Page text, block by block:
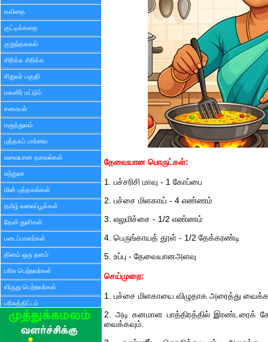
கவிதை
குட்டிக்கதை
குறுந்தகவல்
சிரிக்க சிரிக்க
சிறுவர் பகுதி
மகளிர் மட்டும்
சமையல்
மருத்துவம்
புத்தகப் பார்வை
சுவையான தகவல்கள்
சுற்றுலா
மின் புத்தகங்கள்
தமிழ் வலைப்பூக்கள்
தேன் துளிகள்
படைப்பாளர்கள்
தினம் ஒரு தளம்
பரிசு பெற்றவர்கள்
விருது பெற்றவர்கள்
பரிசுத்திட்டம்
தேவையான பொருட்கள்:
1. பச்சரிசி மாவு - 1 கோப்பை
2. பச்சை மிளகாய் - 4 எண்ணம்
3. எலுமிச்சை - 1/2 எண்ணம்
4. பெருங்காயத் தூள் - 1/2 தேக்கரண்டி
5. உப்பு - தேவையானஅளவு
செய்முறை:
1. பச்சை மிளகாயை விழுதாக அரைத்து
2. அடி கனமான பாத்திரத்தில்
வைக்கவும்.